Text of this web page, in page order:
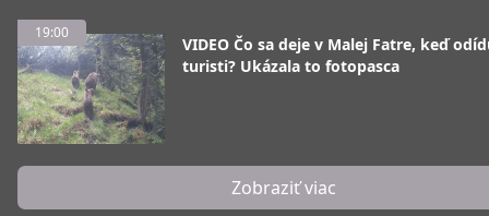
19:00
VIDEO Čo sa deje v Malej Fatre, keď
turisti? Ukázala to fotopasca
Zobraziť viac